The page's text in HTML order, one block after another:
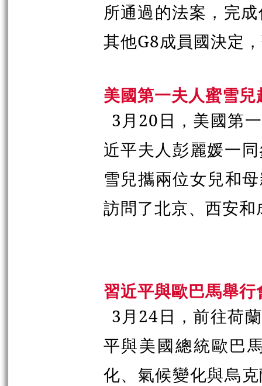
所通過的法案，完
其他G8成員國決定
美國第一夫人蜜雪兒
3月20日，美國第
近平夫人彭麗媛一
雪兒攜兩位女兒和
訪問了北京、西安和
習近平與歐巴馬舉行
3月24日，前往荷
平與美國總統歐巴
化、氣候變化與烏